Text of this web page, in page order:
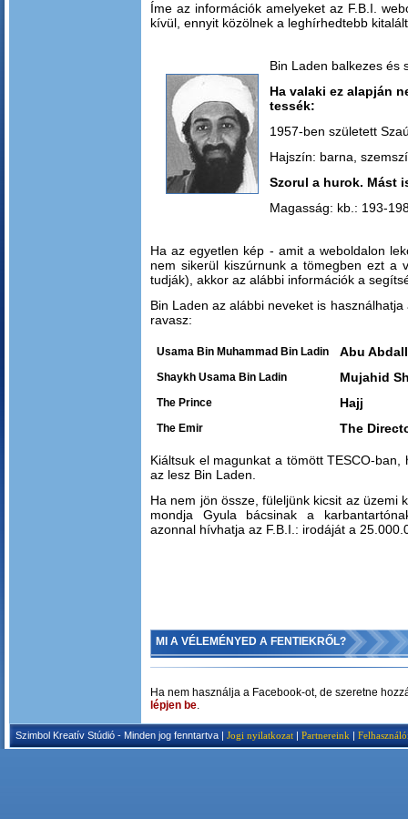
Íme az információk amelyeket az F.B.I.
kívül, ennyit közölnek a leghírhedtebb
Bin Laden balkezes és
Ha valaki ez alapján
tessék:
1957-ben született
Hajszín: barna,
Szorul a hurok. Mást
Magasság: kb.: 193-
Ha az egyetlen kép - amit a weboldalon
nem sikerül kiszúrnunk a tömegben ezt a
tudják), akkor az alábbi információk a
Bin Laden az alábbi neveket is
ravasz:
Usama Bin Muhammad Bin Ladin Abu
Shaykh Usama Bin Ladin Mujahid
The Prince Hajj
The Emir The
Kiáltsuk el magunkat a tömött TESCO-ban,
az lesz Bin Laden.
Ha nem jön össze, füleljünk kicsit az üzemi
mondja Gyula bácsinak a
azonnal hívhatja az F.B.I.: irodáját a
MI A VÉLEMÉNYED A FENTIEKRŐL?
Ha nem használja a Facebook-ot, de szeretne
lépjen be.
Szimbol Kreatív Stúdió - Minden jog fenntartva | Jogi nyilatkozat | Partnereink |